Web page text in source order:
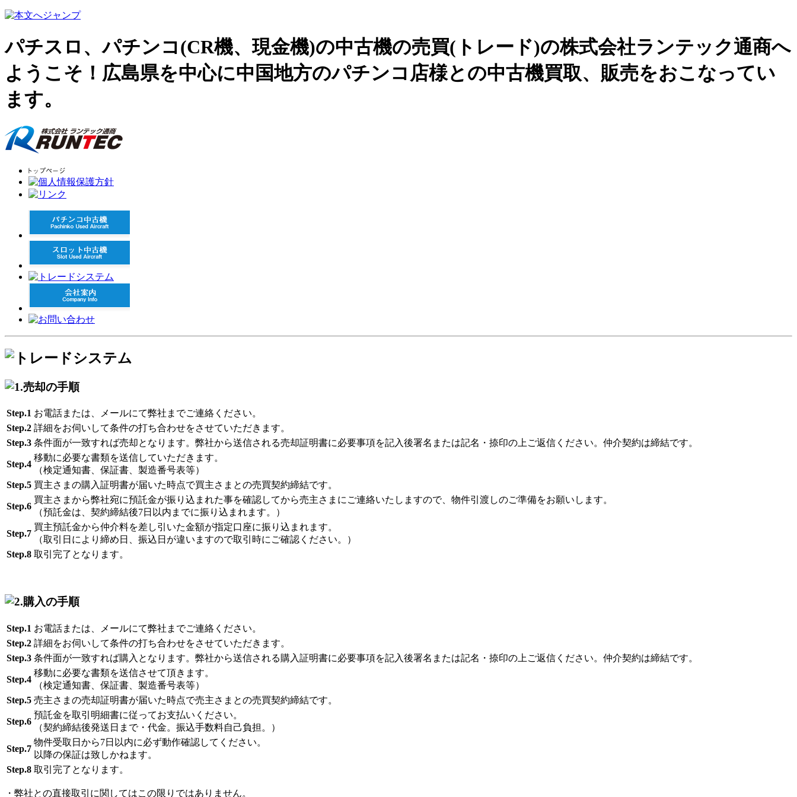
パチスロ、パチンコ(CR機、現金機)の中古機の売買(トレード)の株式会社ランテック通商へ
ようこそ！広島県を中心に中国地方のパチンコ店様との中古機買取、販売をおこなってい
ます。
Step.1 お電話または、メールにて弊社までご連絡ください。
Step.2 詳細をお伺いして条件の打ち合わせをさせていただきます。
Step.3 条件面が一致すれば売却となります。弊社から送信される売却証明書に必要事項を記入後署名または記名・捺印の上ご返信ください。仲介契約は締結です。
Step.4
移動に必要な書類を送信していただきます。
（検定通知書、保証書、製造番号表等）
Step.5 買主さまの購入証明書が届いた時点で買主さまとの売買契約締結です。
Step.6
買主さまから弊社宛に預託金が振り込まれた事を確認してから売主さまにご連絡いたしますので、物件引渡しのご準備をお願いします。
（預託金は、契約締結後7日以内までに振り込まれます。）
Step.7
買主預託金から仲介料を差し引いた金額が指定口座に振り込まれます。
（取引日により締め日、振込日が違いますので取引時にご確認ください。）
Step.8 取引完了となります。
Step.1 お電話または、メールにて弊社までご連絡ください。
Step.2 詳細をお伺いして条件の打ち合わせをさせていただきます。
Step.3 条件面が一致すれば購入となります。弊社から送信される購入証明書に必要事項を記入後署名または記名・捺印の上ご返信ください。仲介契約は締結です。
Step.4
移動に必要な書類を送信させて頂きます。
（検定通知書、保証書、製造番号表等）
Step.5 売主さまの売却証明書が届いた時点で売主さまとの売買契約締結です。
Step.6
預託金を取引明細書に従ってお支払いください。
（契約締結後発送日まで・代金。振込手数料自己負担。）
Step.7
物件受取日から7日以内に必ず動作確認してください。
以降の保証は致しかねます。
Step.8 取引完了となります。
・弊社との直接取引に関してはこの限りではありません。